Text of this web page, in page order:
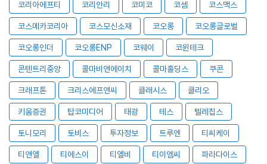
코리아에프티 코리안리 코미코 코셈 코스맥스
코스메카코리아 코스모신소재 코오롱 코오롱글로벌
코오롱인더 코오롱ENP 코웨이 코윈테크
콘텐트리중앙 콜마비앤에이치 콜마홀딩스 쿠콘
크래프톤 크리스에프앤씨 클래시스 클리오
키움증권 탑코미디어 태광 테스 텔레칩스
토니모리 토비스 투자정보 트루엔 티씨케이
티앤엘 티에스이 티엘비 티이엠씨 파라다이스